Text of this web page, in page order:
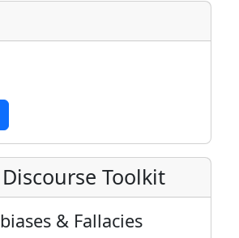
Toolkit
& Fallacies